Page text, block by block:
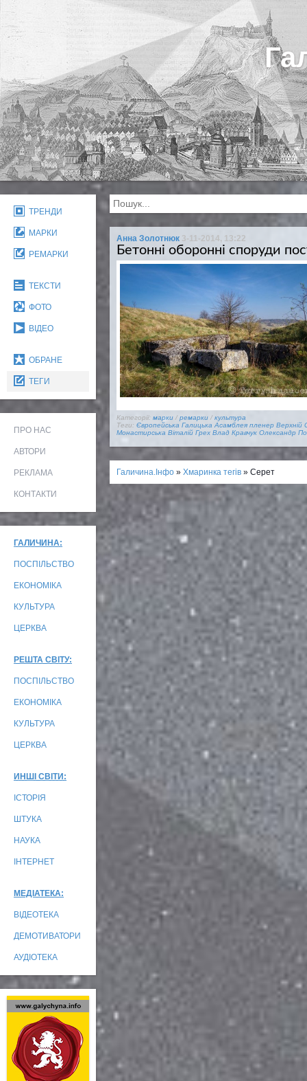
ТРЕНДИ
МАРКИ
РЕМАРКИ
ТЕКСТИ
ФОТО
ВІДЕО
ОБРАНЕ
ТЕГИ
ПРО НАС
АВТОРИ
РЕКЛАМА
КОНТАКТИ
ГАЛИЧИНА:
ПОСПІЛЬСТВО
ЕКОНОМІКА
КУЛЬТУРА
ЦЕРКВА
РЕШТА СВІТУ:
ПОСПІЛЬСТВО
ЕКОНОМІКА
КУЛЬТУРА
ЦЕРКВА
ИНШІ СВІТИ:
ІСТОРІЯ
ШТУКА
НАУКА
ІНТЕРНЕТ
МЕДІАТЕКА:
ВІДЕОТЕКА
ДЕМОТИВАТОРИ
АУДІОТЕКА
Анна Золотнюк 3-11-2014, 13:22
Бетонні оборонні споруди
Категорії: марки / ремарки / культура
Теги: Європейська Галицька Асамблея пленер Верхній
Монастирська Віталій Грех Влад Кравчук Олександр
Галичина.Інфо » Хмаринка тегів » Серет